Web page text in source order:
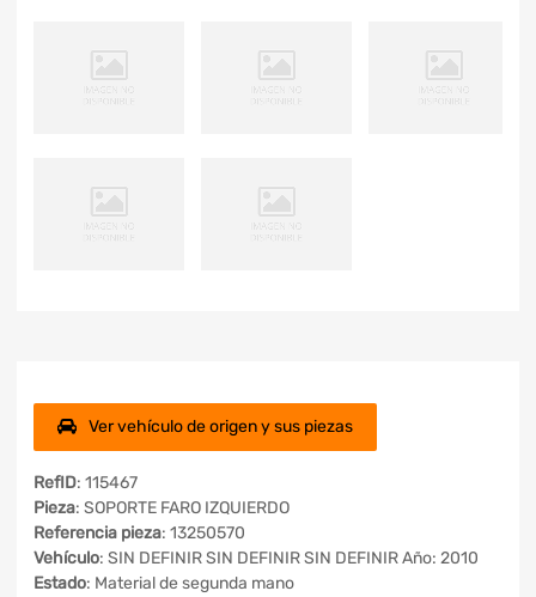
Ver vehículo de origen y sus piezas
RefID: 115467
Pieza: SOPORTE FARO IZQUIERDO
Referencia pieza: 13250570
Vehículo: SIN DEFINIR SIN DEFINIR SIN DEFINIR Año: 2010
Estado: Material de segunda mano